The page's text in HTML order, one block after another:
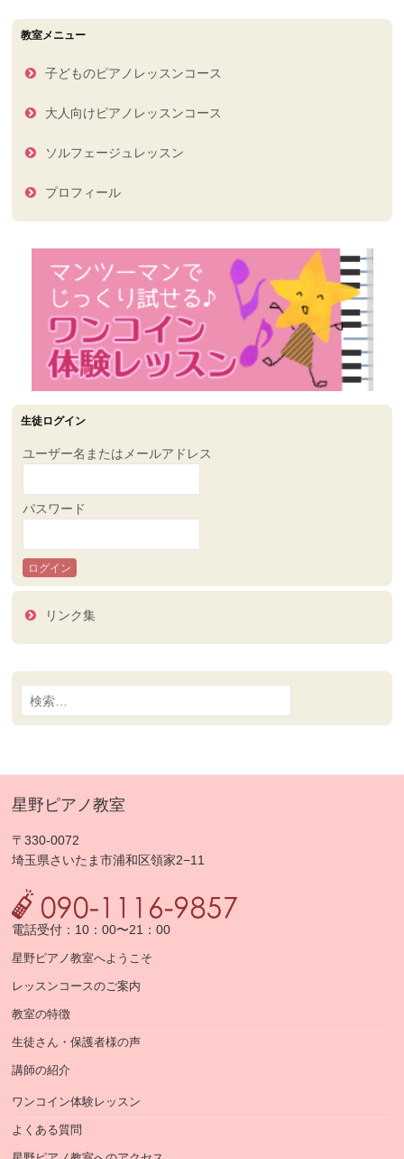
ブ
グ
事
教室メニュー
子どものピアノレッスンコース
大人向けピアノレッスンコース
ソルフェージュレッスン
プロフィール
生徒ログイン
ユーザー名またはメールアドレス
パスワード
リンク集
検
索:
星野ピアノ教室
〒330-0072
埼玉県さいたま市浦和区領家2−11
電話受付：10：00〜21：00
星野ピアノ教室へようこそ
レッスンコースのご案内
教室の特徴
生徒さん・保護者様の声
講師の紹介
ワンコイン体験レッスン
よくある質問